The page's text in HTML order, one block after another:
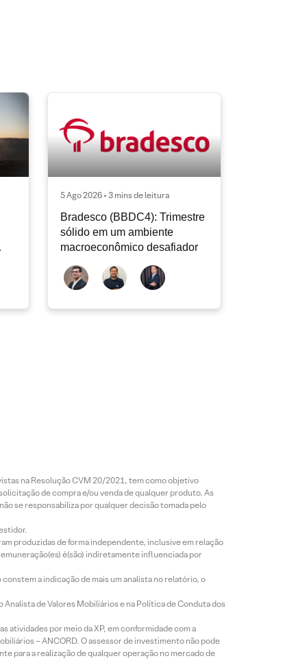
5 Ago 2026 • 3 mins de leitura
Bradesco (BBDC4): Trimestre
sólido em um ambiente
macroeconômico desafiador
na Resolução CVM 20/2021, tem como objetivo
de compra e/ou venda de qualquer produto. As
se responsabiliza por qualquer decisão tomada pelo
produzidas de forma independente, inclusive em relação
é(são) indiretamente influenciada por
a indicação de mais um analista no relatório, o
de Valores Mobiliários e na Política de Conduta dos
atividades por meio da XP, em conformidade com a
– ANCORD. O assessor de investimento não pode
para a realização de qualquer operação no mercado de